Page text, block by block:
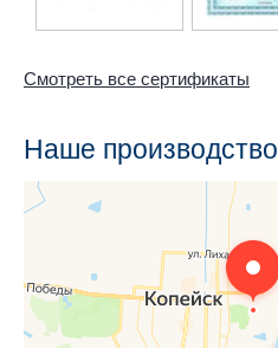
Смотреть все сертификаты
Наше производство